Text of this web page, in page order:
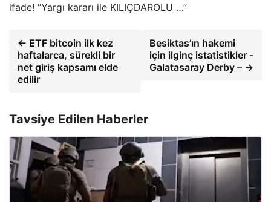
ifade! “Yargı kararı ile KILIÇDAROLU …”
← ETF bitcoin ilk kez
haftalarca, sürekli bir
net giriş kapsamı elde
edilir
Besiktas’ın hakemi
için ilginç istatistikler -
Galatasaray Derby – →
Tavsiye Edilen Haberler